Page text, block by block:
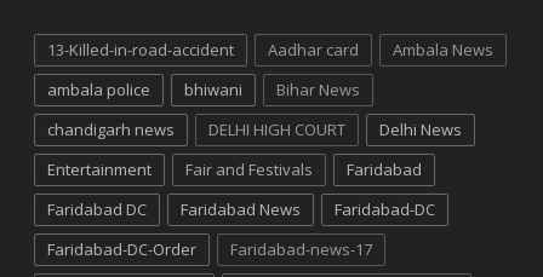
13-Killed-in-road-accident Aadhar card
Ambala News
ambala police
bhiwani
Bihar News
chandigarh news
DELHI HIGH COURT
Delhi News
Entertainment
Fair and Festivals
Faridabad
Faridabad DC
Faridabad News
Faridabad-DC
Faridabad-DC-Order
Faridabad-news-17